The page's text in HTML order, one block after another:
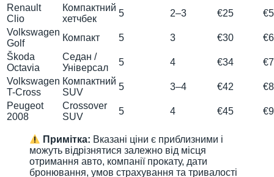
Renault
Clio
Компактний
хетчбек
5 2–3 €25
Volkswagen
Golf
Компакт 5 3 €30
Škoda
Octavia
Седан /
Універсал
5 4 €34
Volkswagen
T-Cross
Компактний
SUV
5 3–4 €42
Peugeot
2008
Crossover
SUV
5 4 €45
Примітка: Вказані ціни є приблизними і
можуть відрізнятися залежно від місця
отримання авто, компанії прокату, дати
бронювання, умов страхування та тривалості